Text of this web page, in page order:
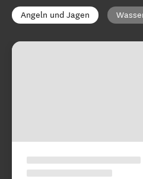
Angeln und Jagen